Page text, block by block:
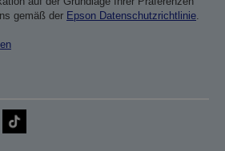
gemäß der Epson Datenschutzrichtlinie.